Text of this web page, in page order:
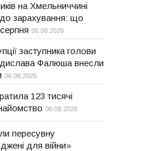
на Хмельниччині
зарахування: що
06.08.2026
заступника голови
Фалюша внесли
06.08.2026
123 тисячі
06.08.2026
пересувну
для війни»